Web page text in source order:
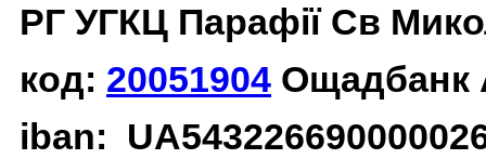
РГ УГКЦ Парафії Св
код: 20051904 Ощадбанк
iban: